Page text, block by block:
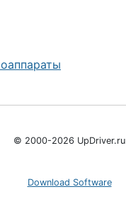
© 2000-2026 UpDriver.ru
Download Software